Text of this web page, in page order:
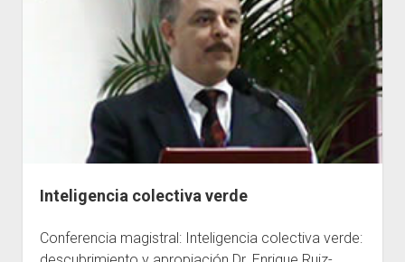
fundamental
para
la
formación
pedagogo
Inteligencia colectiva verde
Conferencia magistral: Inteligencia colectiva verde: